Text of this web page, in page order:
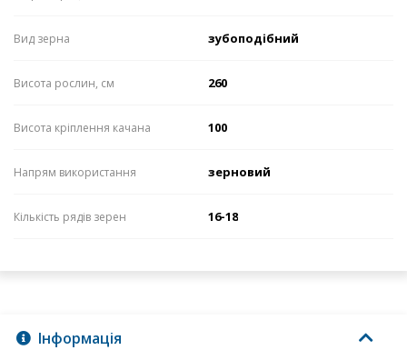
Вид зерна зубоподібний
Висота рослин, см 260
Висота кріплення качана 100
Напрям використання зерновий
Кількість рядів зерен 16-18
Інформація